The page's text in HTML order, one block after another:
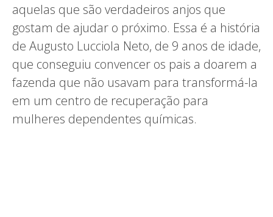
aquelas que são verdadeiros anjos que
gostam de ajudar o próximo. Essa é a história
de Augusto Lucciola Neto, de 9 anos de idade,
que conseguiu convencer os pais a doarem a
fazenda que não usavam para transformá-la
em um centro de recuperação para
mulheres dependentes químicas.